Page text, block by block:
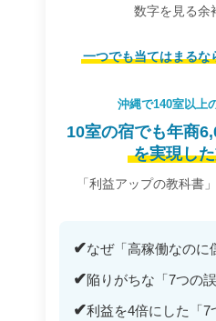
数字を見る余
一つでも当てはまるな
沖縄で140室以上
10室の宿でも年商
を実現し
「利益アップの教科書
✔なぜ「高稼働なのに
✔陥りがちな「7つの
✔利益を4倍にした「7